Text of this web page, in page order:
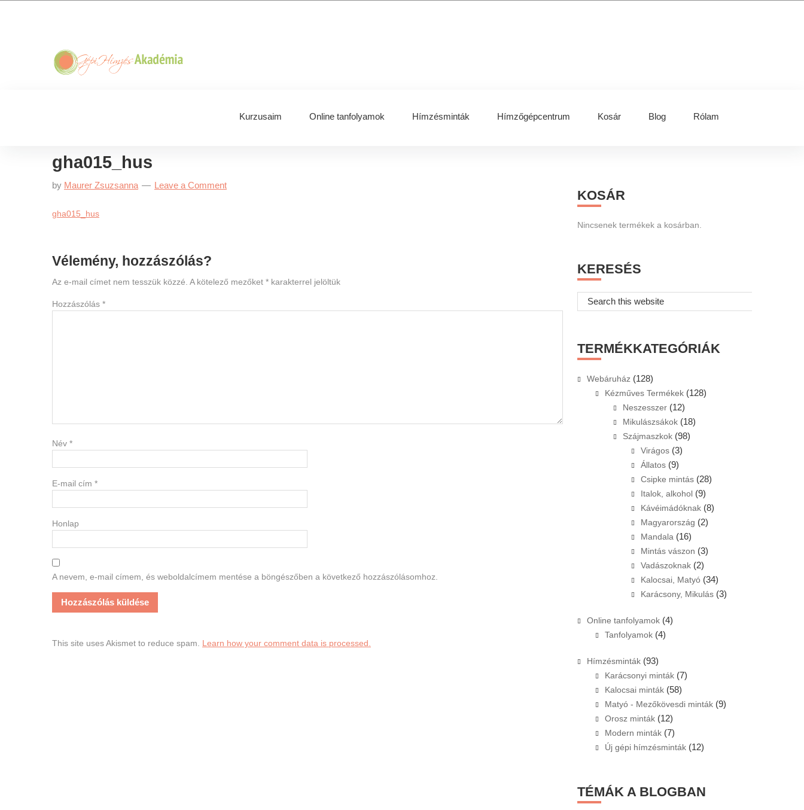
Kurzusaim Online tanfolyamok Hímzésminták Hímzőgépcentrum Kosár Blog Rólam
gha015_hus
by Maurer Zsuzsanna Leave a Comment
gha015_hus
Reader
Interactions
Vélemény, hozzászólás?
Az e-mail címet nem tesszük közzé. A kötelező mezőket * karakterrel jelöltük
Hozzászólás *
Név *
E-mail cím *
Honlap
A nevem, e-mail címem, és weboldalcímem mentése a böngészőben a következő hozzászólásomhoz.
This site uses Akismet to reduce spam. Learn how your comment data is processed.
Primary
Sidebar
KOSÁR
Nincsenek termékek a kosárban.
KERESÉS
Search
this
TERMÉKKATEGÓRIÁK
Webáruház (128)
Kézműves Termékek (128)
Neszesszer (12)
Mikulászsákok (18)
Szájmaszkok (98)
Virágos (3)
Állatos (9)
Csipke mintás (28)
Italok, alkohol (9)
Kávéimádóknak (8)
Magyarország (2)
Mandala (16)
Mintás vászon (3)
Vadászoknak (2)
Kalocsai, Matyó (34)
Karácsony, Mikulás (3)
Online tanfolyamok (4)
Tanfolyamok (4)
Hímzésminták (93)
Karácsonyi minták (7)
Kalocsai minták (58)
Matyó - Mezőkövesdi minták (9)
Orosz minták (12)
Modern minták (7)
Új gépi hímzésminták (12)
TÉMÁK A BLOGBAN